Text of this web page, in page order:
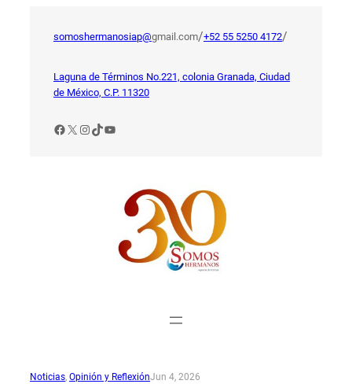
somoshermanosiap@gmail.com/+52 55 5250 4172/
Laguna de Términos No.221, colonia Granada, Ciudad
de México, C.P. 11320
Facebook
X Instagram
TikTok
YouTube
Noticias, Opinión y ReflexiónJun 4, 2026